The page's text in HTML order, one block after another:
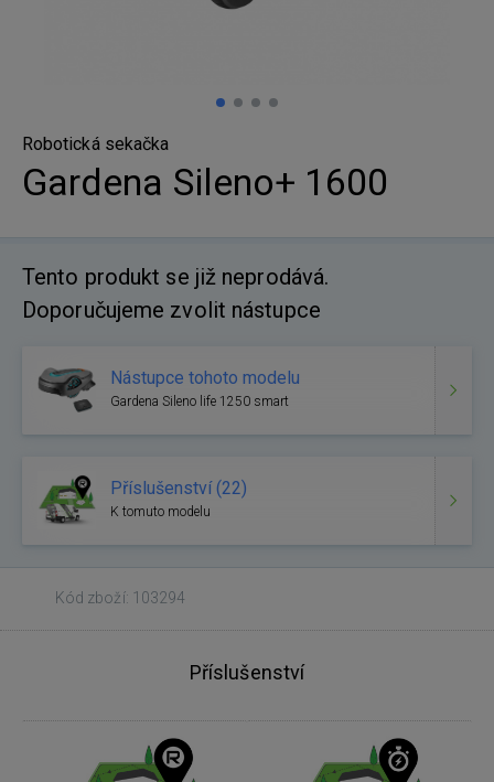
Robotická sekačka
Gardena Sileno+ 1600
Tento produkt se již neprodává.
Doporučujeme zvolit nástupce
Nástupce tohoto modelu
Gardena Sileno life 1250 smart
Příslušenství (22)
K tomuto modelu
Kód zboží: 103294
Příslušenství